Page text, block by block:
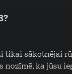
tikai sākotnējai
ka jūsu